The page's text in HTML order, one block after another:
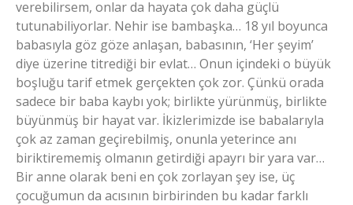
verebilirsem, onlar da hayata çok daha güçlü
tutunabiliyorlar. Nehir ise bambaşka… 18 yıl boyunca
babasıyla göz göze anlaşan, babasının, ‘Her şeyim’
diye üzerine titrediği bir evlat… Onun içindeki o büyük
boşluğu tarif etmek gerçekten çok zor. Çünkü orada
sadece bir baba kaybı yok; birlikte yürünmüş, birlikte
büyünmüş bir hayat var. İkizlerimizde ise babalarıyla
çok az zaman geçirebilmiş, onunla yeterince anı
biriktirememiş olmanın getirdiği apayrı bir yara var…
Bir anne olarak beni en çok zorlayan şey ise, üç
çocuğumun da acısının birbirinden bu kadar farklı